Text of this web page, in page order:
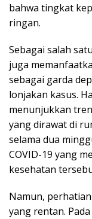
bahwa tingkat
ringan.
Sebagai salah
juga
sebagai garda
lonjakan kasus.
menunjukkan
yang dirawat di
selama dua
COVID-19 yang
kesehatan
Namun,
yang rentan.